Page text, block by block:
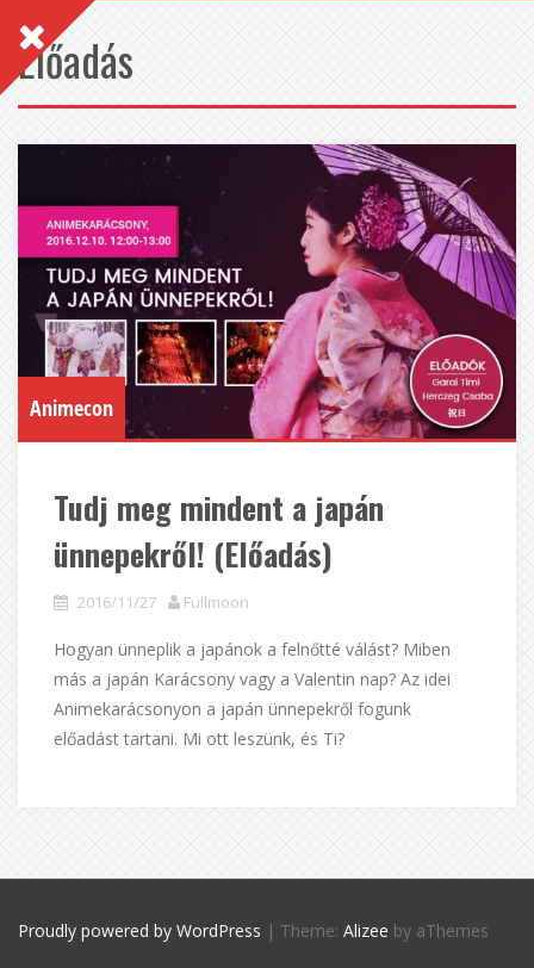
Előadás
Animecon
Tudj meg mindent a japán
ünnepekről! (Előadás)
2016/11/27 Fullmoon
Hogyan ünneplik a japánok a felnőtté válást? Miben
más a japán Karácsony vagy a Valentin nap? Az idei
Animekarácsonyon a japán ünnepekről fogunk
előadást tartani. Mi ott leszünk, és Ti?
Proudly powered by WordPress | Theme: Alizee by aThemes